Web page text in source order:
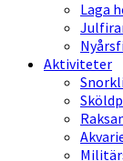
Laga
Aktiviteter